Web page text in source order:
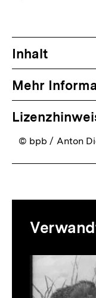
Inhalt
Mehr
© bpb / Anton
zur